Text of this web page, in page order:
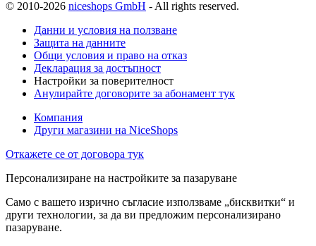
© 2010-2026 niceshops GmbH - All rights reserved.
Данни и условия на ползване
Защита на данните
Общи условия и право на отказ
Декларация за достъпност
Настройки за поверителност
Анулирайте договорите за абонамент тук
Компания
Други магазини на NiceShops
Откажете се от договора тук
Персонализиране на настройките за пазаруване
Само с вашето изрично съгласие използваме „бисквитки“ и
други технологии, за да ви предложим персонализирано
пазаруване.